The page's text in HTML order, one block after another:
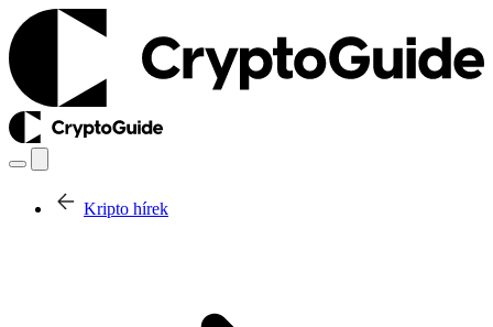
Kripto hírek